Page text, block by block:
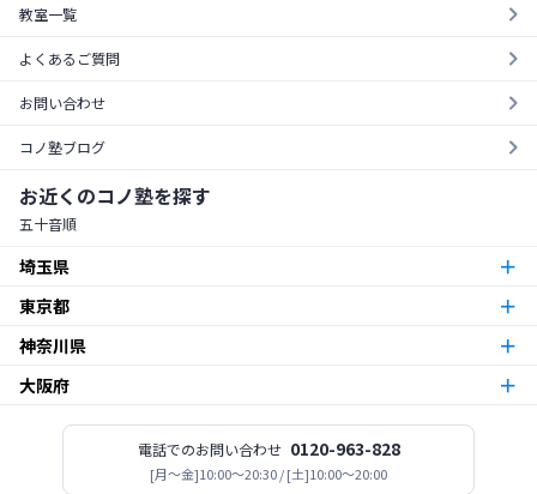
教室一覧
よくあるご質問
お問い合わせ
コノ塾ブログ
お近くのコノ塾を探す
五十音順
埼玉県
朝霞市
越谷市
志木校
東京都
東京23区
足立区
江戸川区 一之江校江戸川中央校小岩校平井校南篠崎校
神奈川県
厚木市
神木本町校新百合ヶ丘校中野島校南加瀬校武蔵新城校
小田急相模原校古淵校相模原校二本松校
大阪府
今福鶴見校北田辺校関目校西田辺校平野東校都島校
電話でのお問い合わせ 0120-963-828
[月〜金]10:00～20:30 / [土]10:00～20:00